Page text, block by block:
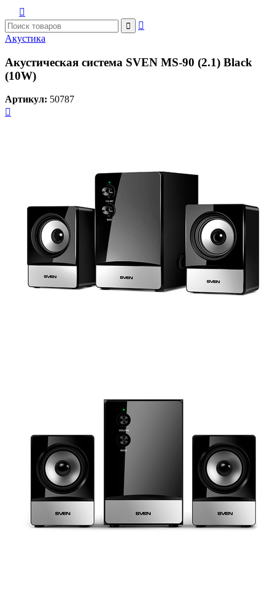



Акустика
Акустическая система SVEN MS-90 (2.1) Black
(10W)
Артикул: 50787
